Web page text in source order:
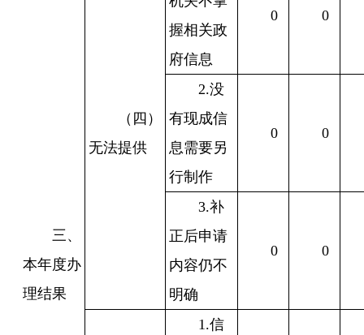
三、
本年度办
理结果
（四）
无法提供
握相关政
府信息
0 0
2.没
有现成信
息需要另
行制作
0 0
3.补
正后申请
内容仍不
明确
0 0
1.信